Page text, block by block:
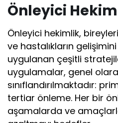
Önleyici
Önleyici hekimlik,
ve hastalıkların
uygulanan çeşitli
uygulamalar, genel
sınıflandırılmaktadır:
tertiar önleme. Her bir
aşamalarda ve